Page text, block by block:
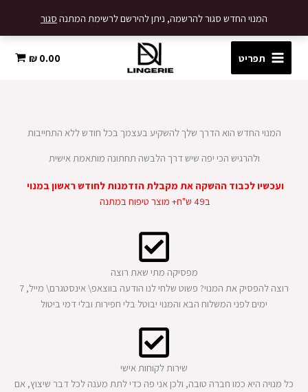
המנוי החדש סגור להרשמה, ניתן להירשם לרשימת המתנה סגור
תפריט 0.00
₪
המנוי החדש הוא הדרך שלך להשקיע בעצמך בכל חודש ללא התחייבות
ולהרגיש הכי יפה שיש דרך הלבשה תחתונה מותאמת אישית
ועכשיו לכבוד ההשקה את מקבלת הזדמנות לחודש ראשון במנוי
ב49 ש"ח+ מוצר טיפוח במתנה
מפסיקה מתי שאת רוצה
רוצה להפסיק את המנוי? פשוט שלחי לנו הודעה בווצאפ\ אינסטגרם\ מייל, 7
ימים לפני המשלוח הבא והמנוי יבוטל בלי חפירות ובלי דמי ביטול
שירות לקוחות אישי
כל מנויה היא כמו חברה טובה, ולכן אני פה כדי לתת מענה לכל דבר שיצוץ, אם